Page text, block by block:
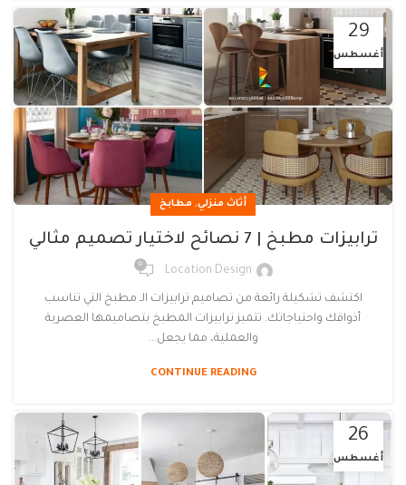
29
أغسطس
أثاث منزلي, مطابخ
ترابيزات مطبخ | 7 نصائح لاختيار تصميم مثالي
Location Design
0
اكتشف تشكيلة رائعة من تصاميم ترابيزات الـ مطبخ التي تناسب
أذواقك واحتياجاتك. تتميز ترابيزات المطبخ بتصاميمها العصرية
والعملية، مما يجعل...
CONTINUE READING
26
أغسطس